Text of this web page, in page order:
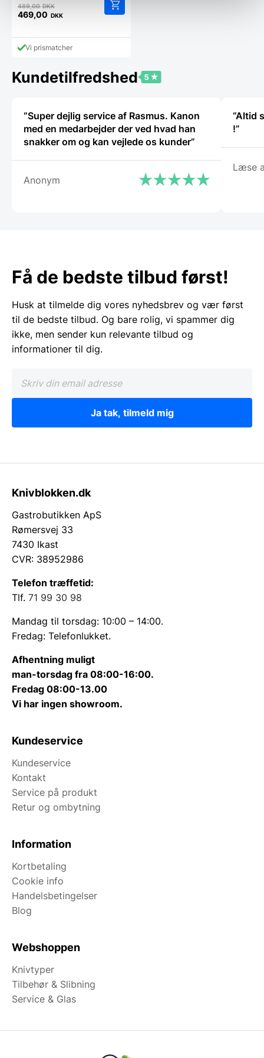
489,00DKKDen
oprindelige
var:
489,00 DKK.
469,00 DKK
aktuelle
prisVi prismatcher
Kundetilfredshed
“Super dejlig service af Rasmus. Kanon
med en medarbejder der ved hvad han
snakker om og kan vejlede os kunder”
Anonym
“Altid
!”
Læse
Få de bedste tilbud først!
Husk at tilmelde dig vores nyhedsbrev og vær først
til de bedste tilbud. Og bare rolig, vi spammer dig
ikke, men sender kun relevante tilbud og
informationer til dig.
Ja tak, tilmeld mig
Knivblokken.dk
Gastrobutikken ApS
Rømersvej 33
7430 Ikast
CVR: 38952986
Telefon træffetid:
Tlf. 71 99 30 98
Mandag til torsdag: 10:00 – 14:00.
Fredag: Telefonlukket.
Afhentning muligt
man-torsdag fra 08:00-16:00.
Fredag 08:00-13.00
Vi har ingen showroom.
Kundeservice
Kundeservice
Kontakt
Service på produkt
Retur og ombytning
Information
Kortbetaling
Cookie info
Handelsbetingelser
Blog
Webshoppen
Knivtyper
Tilbehør & Slibning
Service & Glas